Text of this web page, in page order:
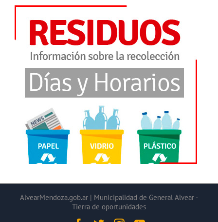
AlvearMendoza.gob.ar | Municipalidad de General Alvear -
Tierra de oportunidades